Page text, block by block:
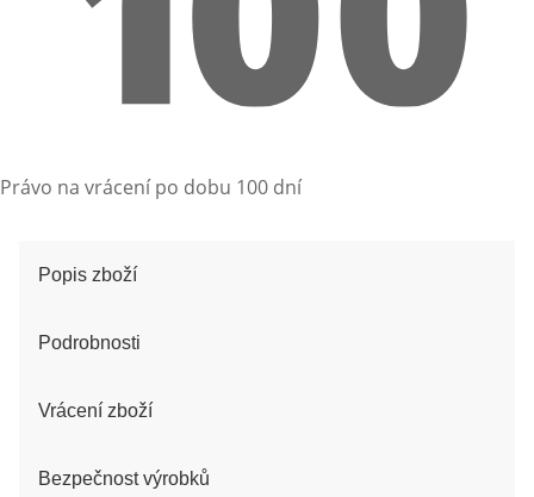
Právo na vrácení po dobu 100 dní
Popis zboží
Podrobnosti
Vrácení zboží
Bezpečnost výrobků